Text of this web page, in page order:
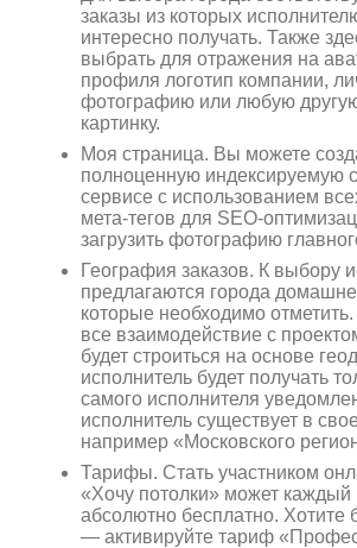
Ориентировочная площадь Вашего
Подобрать
заказы из которых
интересно получать. Также
выбрать для отражения на
профиля логотип компании,
фотографию или любую
картинку.
Моя страница. Вы можете
полноценную индексируемую
сервисе с использованием
мета-тегов для SEO-
загрузить фотографию
География заказов. К выбору
предлагаются города
которые необходимо
все взаимодействие с
будет строиться на основе
исполнитель будет получать
самого исполнителя
исполнитель существует в
например «Московского
Тарифы. Стать участником
«Хочу потолки» может
абсолютно бесплатно. Хотите
— активируйте тариф